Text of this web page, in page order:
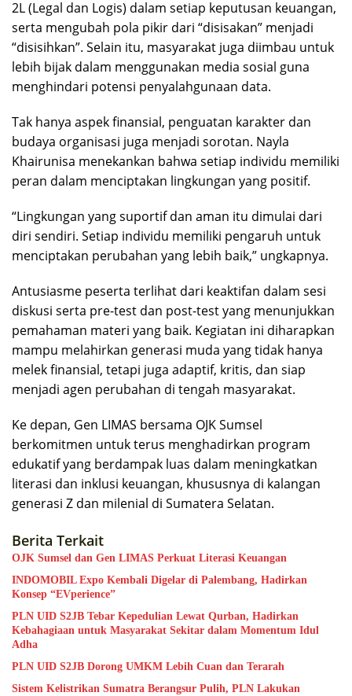
2L (Legal dan Logis) dalam setiap keputusan keuangan,
serta mengubah pola pikir dari “disisakan” menjadi
“disisihkan”. Selain itu, masyarakat juga diimbau untuk
lebih bijak dalam menggunakan media sosial guna
menghindari potensi penyalahgunaan data.
Tak hanya aspek finansial, penguatan karakter dan
budaya organisasi juga menjadi sorotan. Nayla
Khairunisa menekankan bahwa setiap individu memiliki
peran dalam menciptakan lingkungan yang positif.
“Lingkungan yang suportif dan aman itu dimulai dari
diri sendiri. Setiap individu memiliki pengaruh untuk
menciptakan perubahan yang lebih baik,” ungkapnya.
Antusiasme peserta terlihat dari keaktifan dalam sesi
diskusi serta pre-test dan post-test yang menunjukkan
pemahaman materi yang baik. Kegiatan ini diharapkan
mampu melahirkan generasi muda yang tidak hanya
melek finansial, tetapi juga adaptif, kritis, dan siap
menjadi agen perubahan di tengah masyarakat.
Ke depan, Gen LIMAS bersama OJK Sumsel
berkomitmen untuk terus menghadirkan program
edukatif yang berdampak luas dalam meningkatkan
literasi dan inklusi keuangan, khususnya di kalangan
generasi Z dan milenial di Sumatera Selatan.
Berita Terkait
OJK Sumsel dan Gen LIMAS Perkuat Literasi Keuangan
INDOMOBIL Expo Kembali Digelar di Palembang, Hadirkan
Konsep “EVperience”
PLN UID S2JB Tebar Kepedulian Lewat Qurban, Hadirkan
Kebahagiaan untuk Masyarakat Sekitar dalam Momentum Idul
Adha
PLN UID S2JB Dorong UMKM Lebih Cuan dan Terarah
Sistem Kelistrikan Sumatra Berangsur Pulih, PLN Lakukan